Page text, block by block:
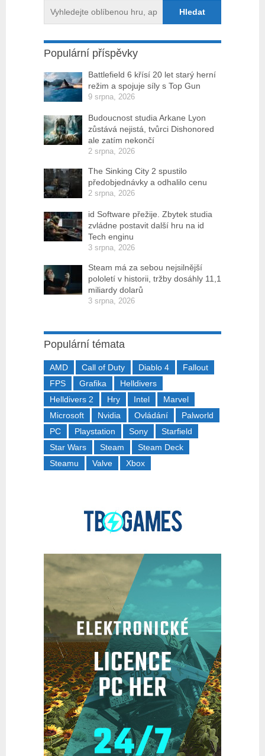
Populární příspěvky
Battlefield 6 křísí 20 let starý herní
režim a spojuje síly s Top Gun
9 srpna, 2026
Budoucnost studia Arkane Lyon
zůstává nejistá, tvůrci Dishonored
ale zatím nekončí
2 srpna, 2026
The Sinking City 2 spustilo
předobjednávky a odhalilo cenu
2 srpna, 2026
id Software přežije. Zbytek studia
zvládne postavit další hru na id
Tech enginu
3 srpna, 2026
Steam má za sebou nejsilnější
pololetí v historii, tržby dosáhly 11,1
miliardy dolarů
3 srpna, 2026
Populární témata
AMD Call of Duty Diablo 4
Fallout
FPS
Grafika
Helldivers
Helldivers 2
Hry Intel
Marvel
Microsoft
Nvidia Ovládání
Palworld
PC
Playstation Sony
Starfield
Star Wars
Steam
Steam Deck
Steamu
Valve Xbox